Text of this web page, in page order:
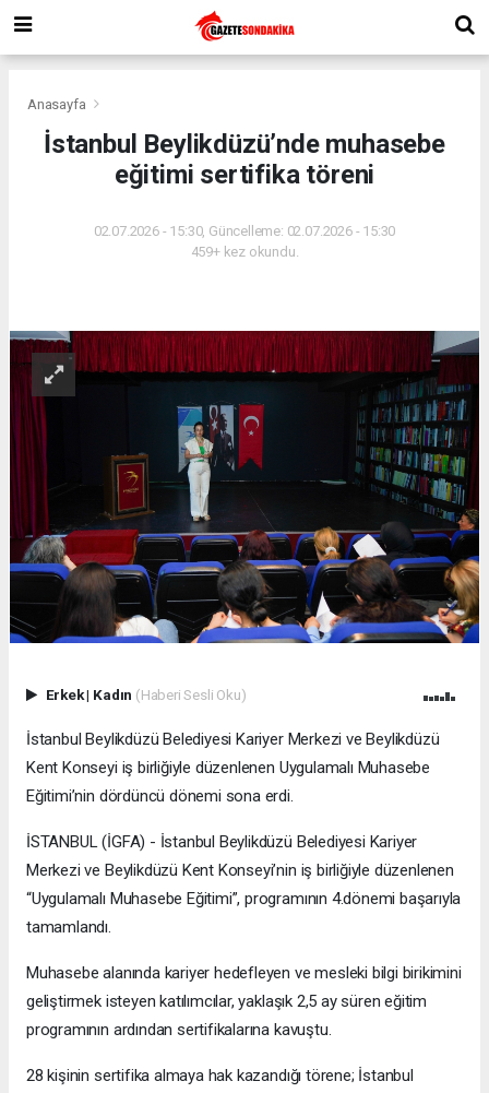
Anasayfa
İstanbul Beylikdüzü’nde muhasebe
eğitimi sertifika töreni
02.07.2026 - 15:30, Güncelleme: 02.07.2026 - 15:30
459+ kez okundu.
Erkek| Kadın (Haberi Sesli Oku)
İstanbul Beylikdüzü Belediyesi Kariyer Merkezi ve Beylikdüzü
Kent Konseyi iş birliğiyle düzenlenen Uygulamalı Muhasebe
Eğitimi’nin dördüncü dönemi sona erdi.
İSTANBUL (İGFA) - İstanbul Beylikdüzü Belediyesi Kariyer
Merkezi ve Beylikdüzü Kent Konseyi’nin iş birliğiyle düzenlenen
“Uygulamalı Muhasebe Eğitimi”, programının 4.dönemi başarıyla
tamamlandı.
Muhasebe alanında kariyer hedefleyen ve mesleki bilgi birikimini
geliştirmek isteyen katılımcılar, yaklaşık 2,5 ay süren eğitim
programının ardından sertifikalarına kavuştu.
28 kişinin sertifika almaya hak kazandığı törene; İstanbul